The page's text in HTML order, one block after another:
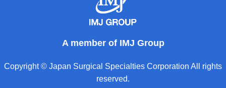
A member of IMJ Group
Copyright © Japan Surgical Specialties Corporation All rights
reserved.